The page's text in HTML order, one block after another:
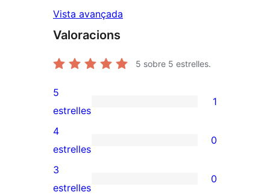
Vista avançada
Valoracions
5 sobre 5 estrelles.
1
valoració
de
5
estrelles
5
estrelles
1
0
valoracions
de
4
estrelles
0
0
3
estrelles
0